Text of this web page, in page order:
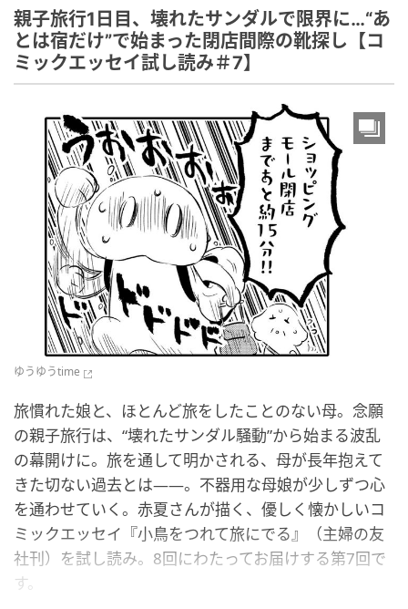
親子旅行1日目、壊れたサンダルで限界に…“あ
とは宿だけ”で始まった閉店間際の靴探し【コ
ミックエッセイ試し読み＃7】
ゆうゆうtime
旅慣れた娘と、ほとんど旅をしたことのない母。念願
の親子旅行は、“壊れたサンダル騒動”から始まる波乱
の幕開けに。旅を通して明かされる、母が長年抱えて
きた切ない過去とは——。不器用な母娘が少しずつ心
を通わせていく。赤夏さんが描く、優しく懐かしいコ
ミックエッセイ『小鳥をつれて旅にでる』（主婦の友
社刊）を試し読み。8回にわたってお届けする第7回で
す。